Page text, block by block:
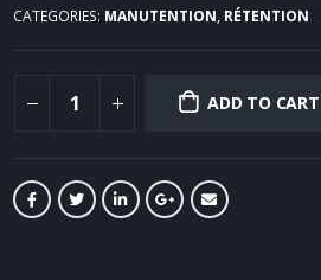
CATEGORIES: MANUTENTION, RÉTENTION
ADD TO CART